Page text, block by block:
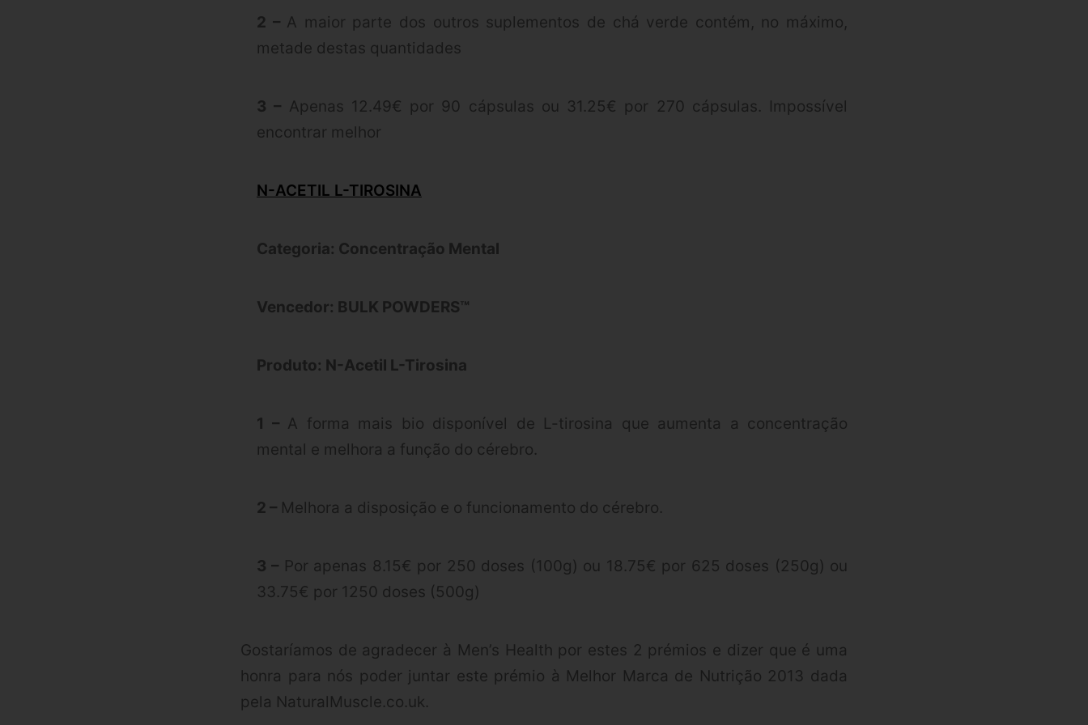
2 – A maior parte dos outros suplementos de chá verde contém, no máximo,
metade destas quantidades
3 – Apenas 12.49€ por 90 cápsulas ou 31.25€ por 270 cápsulas. Impossível
encontrar melhor
N-ACETIL L-TIROSINA
Categoria: Concentração Mental
Vencedor: BULK POWDERS™
Produto: N-Acetil L-Tirosina
1 – A forma mais bio disponível de L-tirosina que aumenta a concentração
mental e melhora a função do cérebro.
2 – Melhora a disposição e o funcionamento do cérebro.
3 – Por apenas 8.15€ por 250 doses (100g) ou 18.75€ por 625 doses (250g) ou
33.75€ por 1250 doses (500g)
Gostaríamos de agradecer à Men’s Health por estes 2 prémios e dizer que é uma
honra para nós poder juntar este prémio à Melhor Marca de Nutrição 2013 dada
pela NaturalMuscle.co.uk.